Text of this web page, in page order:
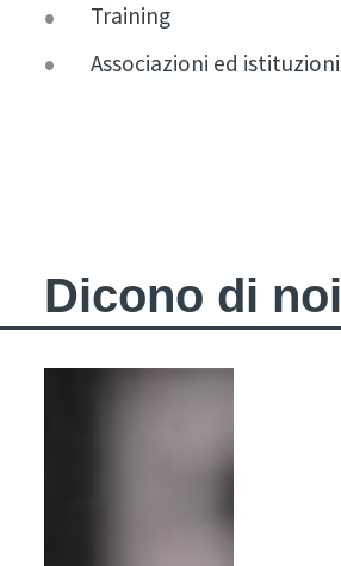
Training
Associazioni ed istituzioni
Dicono di noi